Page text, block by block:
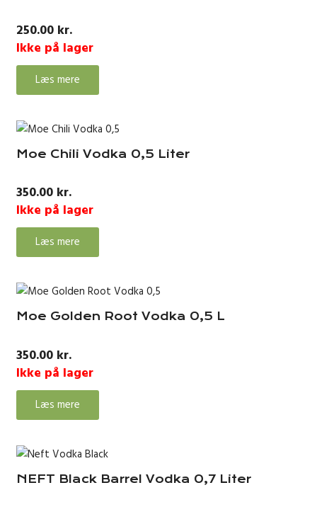
250.00 kr.
Ikke på lager
Læs mere
Moe Chili Vodka 0,5 Liter
350.00 kr.
Ikke på lager
Læs mere
Moe Golden Root Vodka 0,5 L
350.00 kr.
Ikke på lager
Læs mere
NEFT Black Barrel Vodka 0,7 Liter